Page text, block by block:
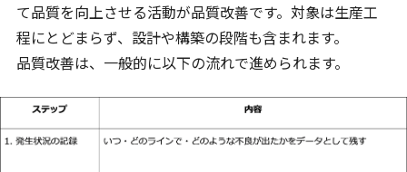
て品質を向上させる活動が品質改善です。対象は生産工
程にとどまらず、設計や構築の段階も含まれます。
品質改善は、一般的に以下の流れで進められます。